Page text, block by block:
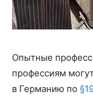
Опытные
профессиям
в Германию по